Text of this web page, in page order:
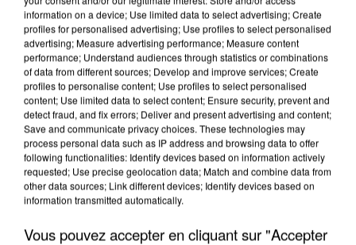
UN SECOND CADRE DE LA DZ MAFIA
information on a device; Use limited data to select advertising; Create
profiles for personalised advertising; Use profiles to select personalised
advertising; Measure advertising performance; Measure content
performance; Understand audiences through statistics or combinations
of data from different sources; Develop and improve services; Create
profiles to personalise content; Use profiles to select personalised
content; Use limited data to select content; Ensure security, prevent and
detect fraud, and fix errors; Deliver and present advertising and content;
Save and communicate privacy choices. These technologies may
process personal data such as IP address and browsing data to offer
following functionalities: Identify devices based on information actively
requested; Use precise geolocation data; Match and combine data from
other data sources; Link different devices; Identify devices based on
information transmitted automatically.
Vous pouvez accepter en cliquant sur "Accepter